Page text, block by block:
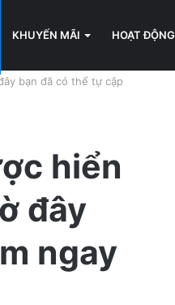
KHUYẾN MÃI HOẠT ĐỘNG
bạn đã có thể tự cập
hiển
đây
ngay